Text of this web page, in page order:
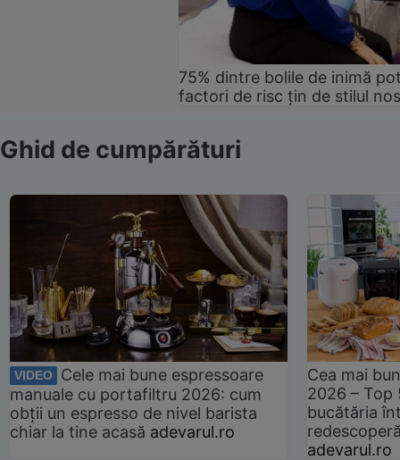
75% dintre bolile de inimă
factori de risc țin de stilul
Ghid de cumpărături
VIDEO
Cele mai bune espressoare
manuale cu portafiltru 2026: cum
obții un espresso de nivel barista
chiar la tine acasă adevarul.ro
Cea mai
2026 –
bucătăria
adevarul.ro